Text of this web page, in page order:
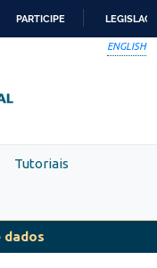
PARTICIPE
ENGLISH
Tutoriais
dados